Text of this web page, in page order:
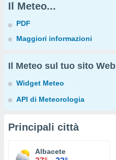
Il Meteo...
PDF
Maggiori informazioni
Il Meteo sul tuo sito Web
Widget Meteo
API di Meteorologia
Principali città
Albacete